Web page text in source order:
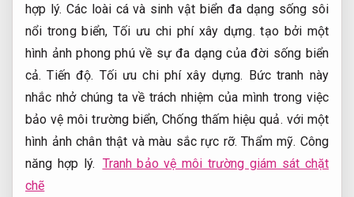
hợp lý. Các loài cá và sinh vật biển đa dạng sống sôi
nổi trong biển, Tối ưu chi phí xây dựng. tạo bởi một
hình ảnh phong phú về sự đa dạng của đời sống biển
cả.Tiến độ. Tối ưu chi phí xây dựng. Bức tranh này
nhắc nhở chúng ta về trách nhiệm của mình trong việc
bảo vệ môi trường biển,Chống thấm hiệu quả. với một
hình ảnh chân thật và màu sắc rực rỡ.Thẩm mỹ. Công
năng hợp lý. Tranh bảo vệ môi trường giám sát chặt
chẽ